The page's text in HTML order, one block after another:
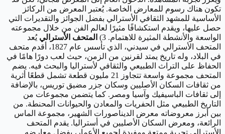
تكون هناك رسوم للمعارض الخاصة. يُعتبر المعرض من الركائز
الأساسية للمشهد الثقافي الأسترالي بفضل الجوائز والتقديرات التي
حصل عليها، ويقدم استكشافًا مثيرًا لعالم الفن من خلال مجموعته
الواسعة والأنشطة المثيرة للاهتمام. 3)
المتحف الأسترالي يُعد
المتحف الأسترالي في سيدني، الذي تأسس عام 1827، أقدم متحف
في البلاد، وله تاريخ يمتد لقرنين من الزمن، حيث لعب دورًا هامًا في
الحفاظ على التراث الطبيعي والثقافي لأستراليا والبحث فيه. يضم
المتحف مجموعة واسعة تتجاوز 21 مليون قطعة تشمل قطعًا أثرية
من ثقافات السكان الأصليين وسكان جزر مضيق توريس، بالإضافة
إلى ثقافات الباسيفيك وآسيا ومصر. كما يتضمن مجموعات من
التاريخ الطبيعي مثل الحفريات والمعادن والحيوانات المحنطة. من
بين أبرز معروضاته معرض الديناصورات الشهير، مجموعة الماس
الرائعة، ومعرض السكان الأصليين في أستراليا. يقدم المتحف
الأسترالي تجربة ممتعة ومفيدة لجميع الأعمار، بفضل معارضه